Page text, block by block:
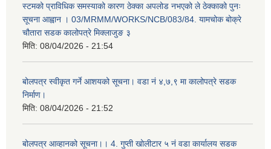
स्टमको प्राविधिक समस्याको कारण ठेक्का अपलोड नभएको ले ठेक्काको पुनः
सूचना आह्वान । 03/MRMM/WORKS/NCB/083/84. यामचोक बोक्रे
चौतारा सडक कालोपत्रे मिक्लाजुङ ३
मिति: 08/04/2026 - 21:54
बोलपत्र स्वीकृत गर्ने आशयको सूचना। वडा नं ४,७,९ मा कालोपत्रे सडक
निर्माण।
मिति: 08/04/2026 - 21:52
बोलपत्र आव्हानको सूचना।। 4. गुप्ती खोलीटार ५ नं वडा कार्यालय सडक